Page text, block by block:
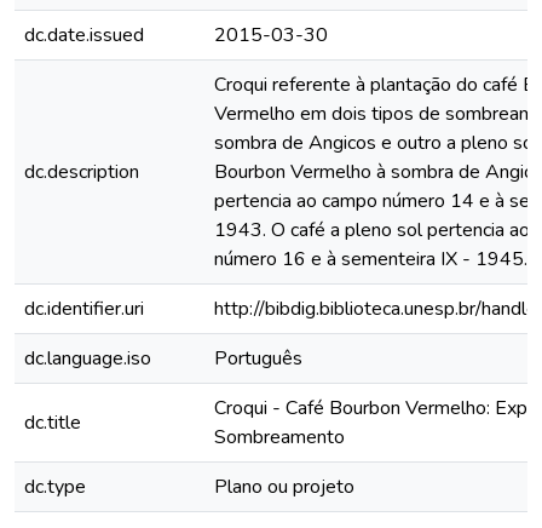
dc.date.issued
2015-03-30
dc.description
Croqui referente à plantação do café
Vermelho em dois tipos de
sombra de Angicos e outro a pleno
Bourbon Vermelho à sombra de
pertencia ao campo número 14 e à
1943. O café a pleno sol pertencia ao
número 16 e à sementeira IX - 1945.
dc.identifier.uri
http://bibdig.biblioteca.unesp.br/
dc.language.iso
Português
dc.title
Croqui - Café Bourbon Vermelho:
Sombreamento
dc.type
Plano ou projeto